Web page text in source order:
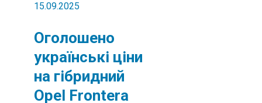
15.09.2025
Оголошено
українські ціни
на гібридний
Opel Frontera